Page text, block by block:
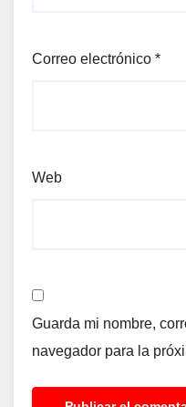
Correo electrónico *
Web
Guarda mi nombre,
navegador para la